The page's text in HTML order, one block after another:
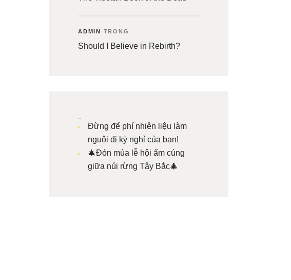
ADMIN TRONG
Should I Believe in Rebirth?
Đừng để phí nhiên liệu làm
nguội đi kỳ nghỉ của bạn!
🎄Đón mùa lễ hội ấm cúng
giữa núi rừng Tây Bắc🎄